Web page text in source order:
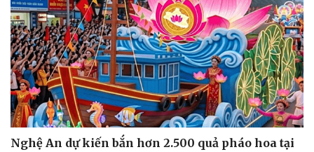
Nghệ An dự kiến bắn hơn 2.500 quả pháo hoa tại